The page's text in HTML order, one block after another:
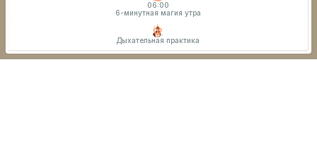
06:00
6-минутная магия утра
Дыхательная практика